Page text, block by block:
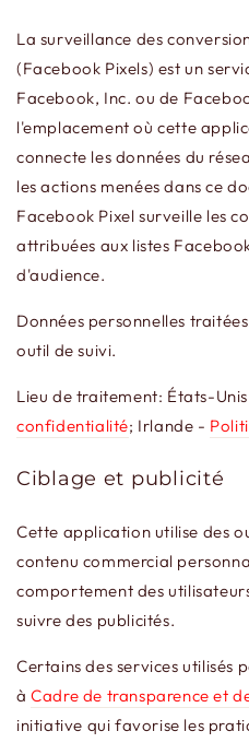
La surveillance des
(Facebook Pixels) est un
Facebook, Inc. ou de
l'emplacement où cette
connecte les données du
les actions menées dans ce
Facebook Pixel surveille les
attribuées aux listes
d'audience.
Données personnelles
outil de suivi.
Lieu de traitement: États-
confidentialité; Irlande -
Ciblage et publicité
Cette application utilise des
contenu commercial
comportement des
suivre des publicités.
Certains des services
à Cadre de transparence et
initiative qui favorise les